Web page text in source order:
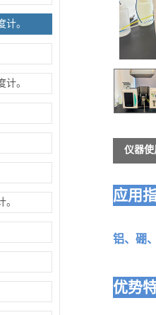
计。
计。
。
仪器使
应用
铝、硼
优势